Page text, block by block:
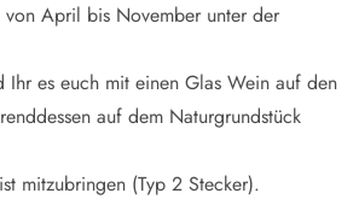
von April bis November unter der
Ihr es euch mit einen Glas Wein auf den
auf dem Naturgrundstück
mitzubringen (Typ 2 Stecker).